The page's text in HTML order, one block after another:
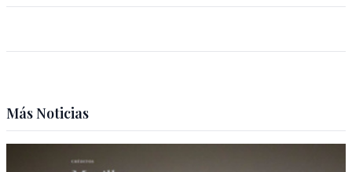
Más Noticias